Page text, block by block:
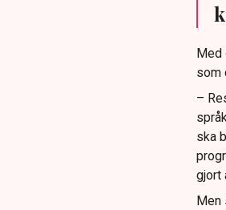
Med
som
–
ska
gjort
Men